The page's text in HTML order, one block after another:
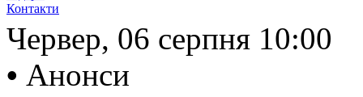
Контакти
Червер, 06 серпня 10:00
• Анонси